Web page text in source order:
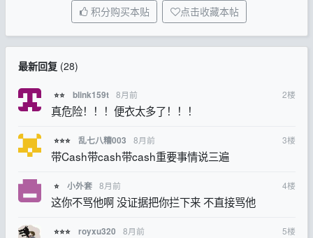
积分购买本贴 点击收藏本帖
最新回复(28)
⭐⭐ blink159t 8月前 2楼
真危险！！！便衣太多了！！！
⭐⭐⭐ 乱七八糟003 8月前 3楼
带Cash带cash带cash重要事情说三遍
⭐ 小外套 8月前 4楼
这你不骂他啊 没证据把你拦下来 不直接骂他
⭐⭐⭐ royxu320 8月前 5楼